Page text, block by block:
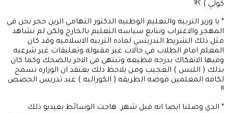
كولي ) ؟!!
* يا وزير التربيه والتعليم الوطنيه الدكتور التهامي الزين حجر نحن في
المهجر والاغتراب ونتابع سياسه التعليم بالخارج ولكن لم نشاهد
مثل ذلك الشريط التدريسي لماده التربيه الاسلاميه وقد كان
المعلم امام الطلاب في حالات غير مقبوله وتعليقات غير شرعيه
وفيها الانفكاك بدرجه فظيعه وتنتهي في الاخر بالضحك وكما كان
بذلك ( اللبس ) العجيب ومن يلاحظ ذلك يعتقد ان الوزاره تسمح
لكافه المعلمين موضه الطريقه ( الكوراليه ) عند تدريس الحصص
!!
* الذي وصلنا ايضا انه قبل شهر. هاجت الوسائط بفيديو ذلك